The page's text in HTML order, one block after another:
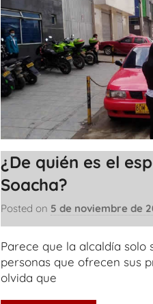
¿De quién es el
Soacha?
Posted on 5 de noviembre de
Parece que la alcaldía solo
personas que ofrecen sus
olvida que